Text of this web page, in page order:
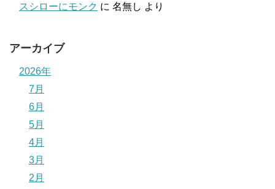
スシローにモンク に 名無し より
アーカイブ
2026年
7月
6月
5月
4月
3月
2月